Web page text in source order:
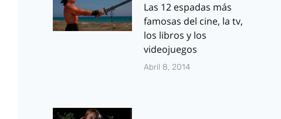
Las 12 espadas más
famosas del cine, la tv,
los libros y los
videojuegos
Abril 8, 2014